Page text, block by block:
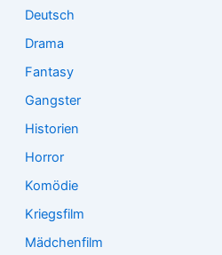
Deutsch
Drama
Fantasy
Gangster
Historien
Horror
Komödie
Kriegsfilm
Mädchenfilm